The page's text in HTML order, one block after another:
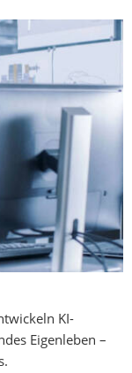
KI-
Eigenleben –